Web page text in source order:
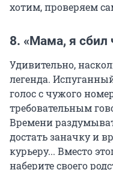
хотим, проверяем
8. «Мама, я сбил
Удивительно,
легенда.
голос с чужого
требовательным
Времени
достать заначку и
курьеру... Вместо
наберите своего